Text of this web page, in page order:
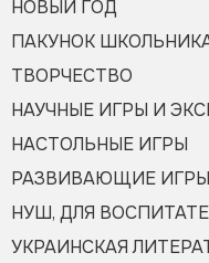
НОВЫЙ ГОД
ПАКУНОК
ТВОРЧЕСТВО
НАУЧНЫЕ ИГРЫ И
НАСТОЛЬНЫЕ ИГРЫ
РАЗВИВАЮЩИЕ ИГРЫ
НУШ, ДЛЯ
УКРАИНСКАЯ